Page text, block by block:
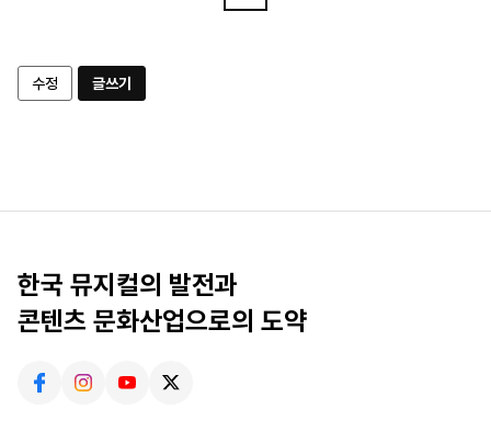
수정 글쓰기
한국 뮤지컬의 발전과
콘텐츠 문화산업으로의 도약